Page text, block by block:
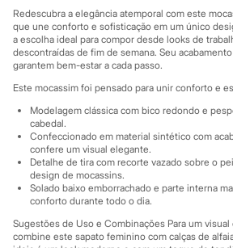
Marcas
City
Clock House
Mindset
Sawary
Yessica
Moda esportiva
Acessórios
Blusas
Calçados
Leggings
Shorts e Bermudas
Tops
Moda íntima
Cintas e Modeladores
Meias
Redescubra a elegância atemporal com este
que une conforto e sofisticação em um único
a escolha ideal para compor desde looks de
descontraídas de fim de semana. Seu
garantem bem-estar a cada passo.
Este mocassim foi pensado para unir conforto e
Modelagem clássica com bico redondo e
cabedal.
Confeccionado em material sintético com
confere um visual elegante.
Detalhe de tira com recorte vazado sobre o
design de mocassins.
Solado baixo emborrachado e parte interna
conforto durante todo o dia.
Sugestões de Uso e Combinações Para um
combine este sapato feminino com calças de